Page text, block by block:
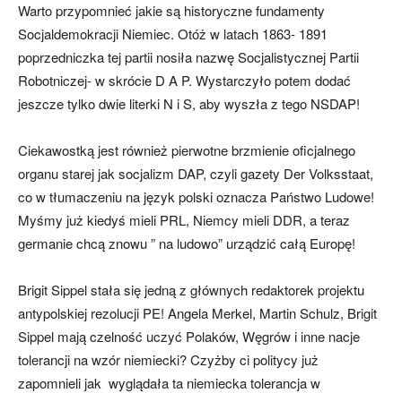
Warto przypomnieć jakie są historyczne fundamenty
Socjaldemokracji Niemiec. Otóż w latach 1863- 1891
poprzedniczka tej partii nosiła nazwę Socjalistycznej Partii
Robotniczej- w skrócie D A P. Wystarczyło potem dodać
jeszcze tylko dwie literki N i S, aby wyszła z tego NSDAP!
Ciekawostką jest również pierwotne brzmienie oficjalnego
organu starej jak socjalizm DAP, czyli gazety Der Volksstaat,
co w tłumaczeniu na język polski oznacza Państwo Ludowe!
Myśmy już kiedyś mieli PRL, Niemcy mieli DDR, a teraz
germanie chcą znowu ” na ludowo” urządzić całą Europę!
Brigit Sippel stała się jedną z głównych redaktorek projektu
antypolskiej rezolucji PE! Angela Merkel, Martin Schulz, Brigit
Sippel mają czelność uczyć Polaków, Węgrów i inne nacje
tolerancji na wzór niemiecki? Czyżby ci politycy już
zapomnieli jak wyglądała ta niemiecka tolerancja w